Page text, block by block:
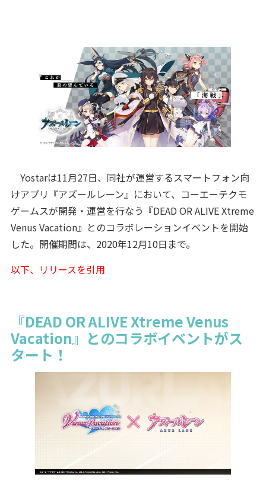
Yostarは11月27日、同社が運営するスマートフォン向
けアプリ『アズールレーン』において、コーエーテクモ
ゲームスが開発・運営を行なう『DEAD OR ALIVE Xtreme
Venus Vacation』とのコラボレーションイベントを開始
した。開催期間は、2020年12月10日まで。
以下、リリースを引用
『DEAD OR ALIVE Xtreme Venus
Vacation』とのコラボイベントがス
タート！